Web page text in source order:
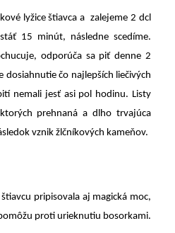
lyžice štiavca a zalejeme 2 dcl
15 minút, následne scedíme.
odporúča sa piť denne 2
dosiahnutie čo najlepších liečivých
nemali jesť asi pol hodinu. Listy
prehnaná a dlho trvajúca
vznik žlčníkových kameňov.
pripisovala aj magická moc,
proti urieknutiu bosorkami.